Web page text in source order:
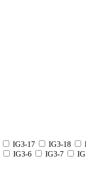
IG3-17 IG3-18
IG3-6 IG3-7